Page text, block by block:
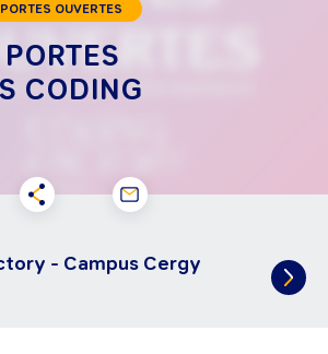
OUVERTES
CODING
- Campus Cergy